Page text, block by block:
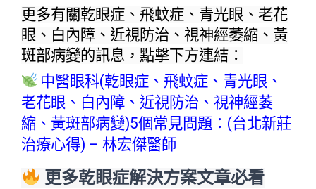
更多有關乾眼症、飛蚊症、青光眼、老花
眼、白內障、近視防治、視神經萎縮、黃
斑部病變的訊息， 點擊下方連結：
中醫眼科(乾眼症、飛蚊症、青光眼、
老花眼、白內障、近視防治、視神經萎
縮、黃斑部病變)5個常見問題：(台北新莊
治療心得) – 林宏傑醫師
更多乾眼症解決方案文章必看